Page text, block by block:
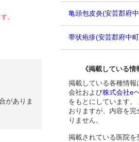
。
がありま
亀頭包皮炎(安芸郡府
帯状疱疹(安芸郡府中町
《掲載している
掲載している各種情
会社および株式会社e
をもとにしています
おりますが、内容を
りません。
掲載されている医院